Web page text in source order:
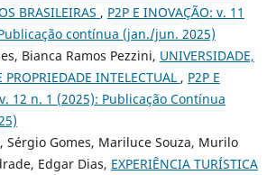
BRASILEIRAS , P2P E INOVAÇÃO: v. 11
contínua (jan./jun. 2025)
Bianca Ramos Pezzini, UNIVERSIDADE,
INTELECTUAL , P2P E
12 n. 1 (2025): Publicação Contínua
Sérgio Gomes, Mariluce Souza, Murilo
Edgar Dias, EXPERIÊNCIA TURÍSTICA